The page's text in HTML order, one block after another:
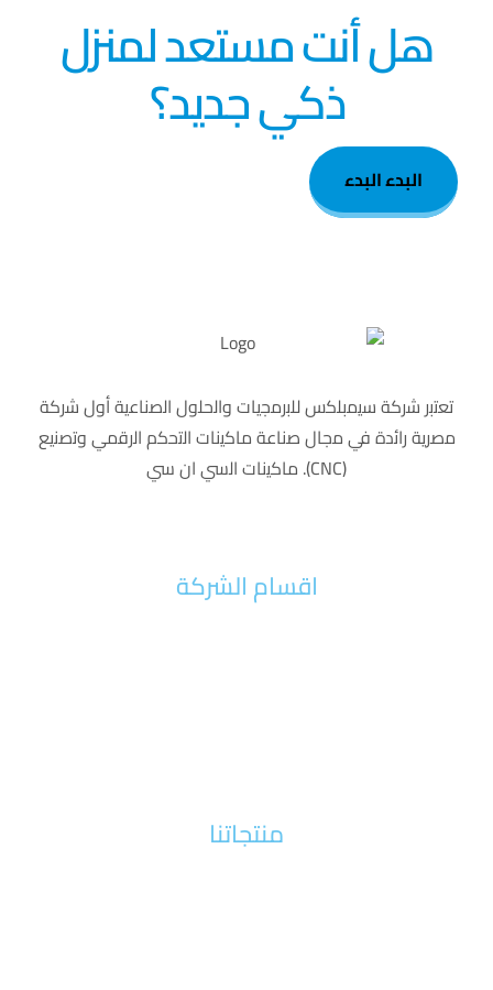
هل أنت مستعد لمنزل
ذكي جديد؟
البدءالبدء
ﺗﻌﺗﺑر ﺷرﻛﺔ ﺳﯾﻣﺑﻠﻛس ﻟﻠﺑرﻣﺟﯾﺎت واﻟﺣﻠول اﻟﺻﻧﺎﻋﯾﺔ أول ﺷرﻛﺔ
ﻣﺻرﯾﺔ راﺋدة ﻓﻲ ﻣﺟﺎل ﺻﻧﺎﻋﺔ ﻣﺎﻛﯾﻧﺎت اﻟﺗﺣﻛم اﻟرﻗﻣﻲ وﺗﺻﻧﯾﻊ
(CNC). ﻣﺎﻛﯾﻧﺎت اﻟﺳﻲ ان ﺳﻲ
اقسام الشركة
منتجاتنا